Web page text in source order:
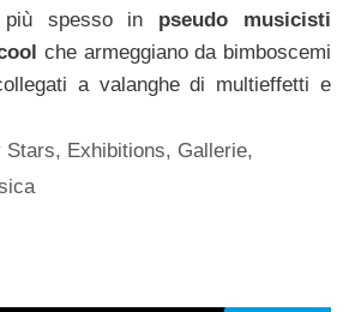
più spesso in pseudo musicisti
che armeggiano da bimboscemi
a valanghe di multieffetti e
Stars, Exhibitions, Gallerie,